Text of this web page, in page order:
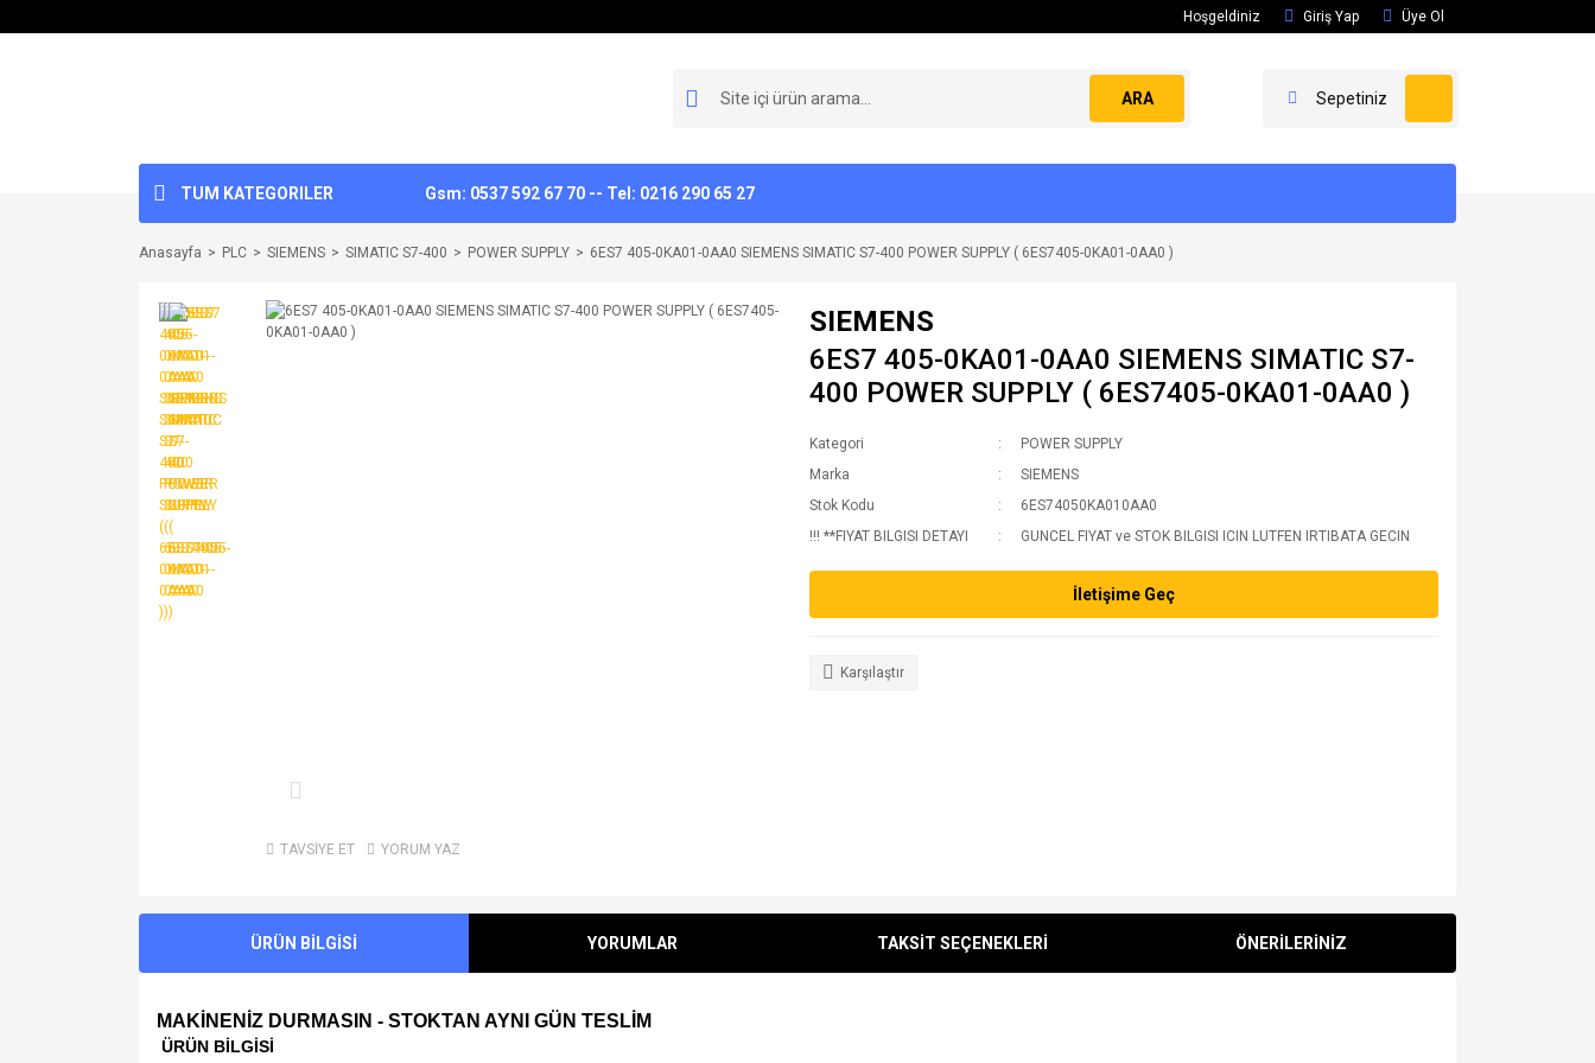
Hoşgeldiniz Giriş Yap Üye Ol
ARA Sepetiniz
TUM KATEGORILER Gsm: 0537 592 67 70 -- Tel: 0216 290 65 27
Anasayfa PLC SIEMENS SIMATIC S7-400 POWER SUPPLY 6ES7 405-0KA01-0AA0 SIEMENS SIMATIC S7-400 POWER SUPPLY ( 6ES7405-0KA01-0AA0 )
TAVSİYE ET YORUM YAZ
SIEMENS
6ES7 405-0KA01-0AA0 SIEMENS SIMATIC S7-
400 POWER SUPPLY ( 6ES7405-0KA01-0AA0 )
Kategori
POWER SUPPLY
Marka
SIEMENS
Stok Kodu
6ES74050KA010AA0
!!! **FIYAT BILGISI DETAYI
GUNCEL FIYAT ve STOK BILGISI ICIN LUTFEN IRTIBATA GECIN
İletişime Geç
Karşılaştır
ÜRÜN BİLGİSİ YORUMLAR TAKSİT SEÇENEKLERİ ÖNERİLERİNİZ
MAKİNENİZ DURMASIN - STOKTAN AYNI GÜN TESLİM
ÜRÜN BİLGİSİ